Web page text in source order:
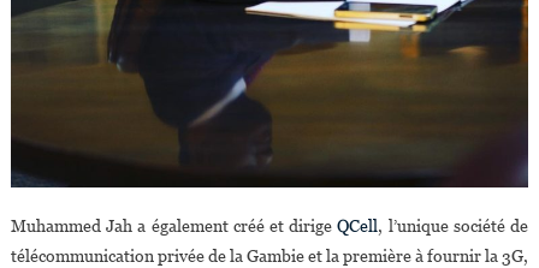
Muhammed Jah a également créé et dirigeQCell, l’unique société de
télécommunication privée de la Gambie et la première à fournir la 3G,